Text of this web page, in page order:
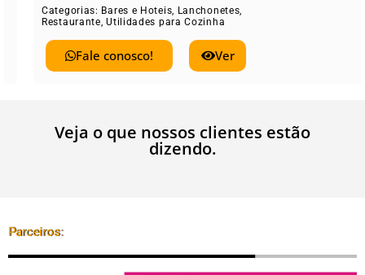
Categorias:Bares e Hoteis,Lanchonetes,
Restaurante,Utilidades para Cozinha
Fale conosco! Ver
Veja o que nossos clientes estão
dizendo.
Parceiros: